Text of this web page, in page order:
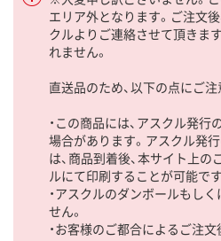
エリア外となります。ご注文
クルよりご連絡させて頂きま
れません。
直送品のため、以下の点にご注
・この商品には、アスクル発
場合があります。アスクル発
は、商品到着後、本サイト上
ルにて印刷することが可能です
・アスクルのダンボールもし
せん。
・お客様のご都合によるご注文